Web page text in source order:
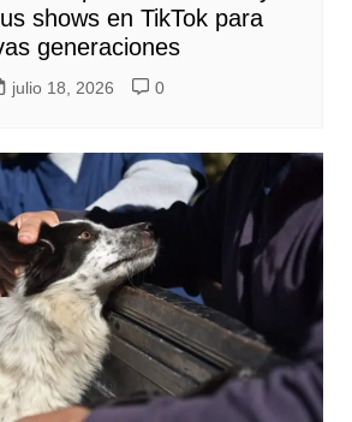
shows en TikTok para
generaciones
julio 18, 2026 0